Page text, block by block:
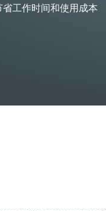
工作时间和使用成本